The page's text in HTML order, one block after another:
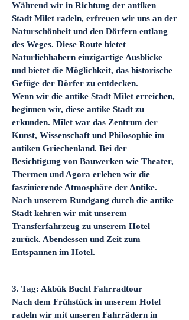
Während wir in Richtung der antiken
Stadt Milet radeln, erfreuen wir uns an der
Naturschönheit und den Dörfern entlang
des Weges. Diese Route bietet
Naturliebhabern einzigartige Ausblicke
und bietet die Möglichkeit, das historische
Gefüge der Dörfer zu entdecken.
Wenn wir die antike Stadt Milet erreichen,
beginnen wir, diese antike Stadt zu
erkunden. Milet war das Zentrum der
Kunst, Wissenschaft und Philosophie im
antiken Griechenland. Bei der
Besichtigung von Bauwerken wie Theater,
Thermen und Agora erleben wir die
faszinierende Atmosphäre der Antike.
Nach unserem Rundgang durch die antike
Stadt kehren wir mit unserem
Transferfahrzeug zu unserem Hotel
zurück. Abendessen und Zeit zum
Entspannen im Hotel.
​3. Tag: Akbük Bucht Fahrradtour
Nach dem Frühstück in unserem Hotel
radeln wir mit unseren Fahrrädern in